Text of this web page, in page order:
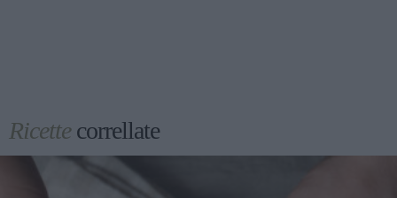
Ricettecorrellate